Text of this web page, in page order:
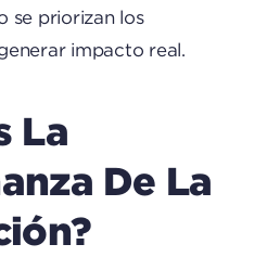
se priorizan los
impacto real.
La
De La